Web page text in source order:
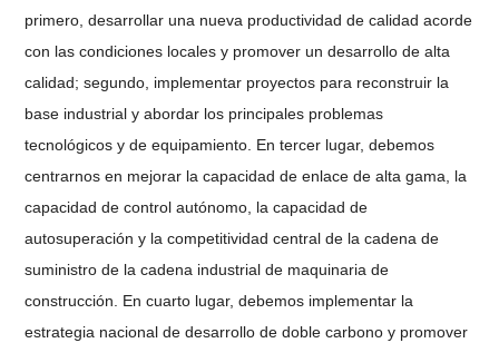
primero, desarrollar una nueva productividad de calidad acorde
con las condiciones locales y promover un desarrollo de alta
calidad; segundo, implementar proyectos para reconstruir la
base industrial y abordar los principales problemas
tecnológicos y de equipamiento. En tercer lugar, debemos
centrarnos en mejorar la capacidad de enlace de alta gama, la
capacidad de control autónomo, la capacidad de
autosuperación y la competitividad central de la cadena de
suministro de la cadena industrial de maquinaria de
construcción. En cuarto lugar, debemos implementar la
estrategia nacional de desarrollo de doble carbono y promover